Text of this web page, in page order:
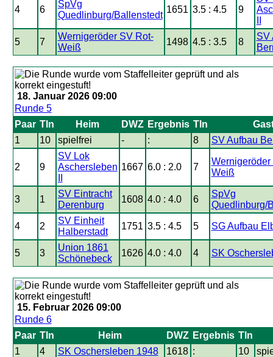
4 6
SpVg
Quedlinburg/Ballenstedt
1651 3.5 : 4.5 9
5 7
Wernigeröder SV Rot-
Weiß
1498 4.5 : 3.5 8
SV
18. Januar 2026 09:00
Runde 5
Paar Tln Heim DWZ Ergebnis Tln
1
10 spielfrei - : 8 SV Aufbau
2 9
SV Lok
Aschersleben 1667 6.0 : 2.0 7
Wernigeröder
Weiß
3 1
SV Eintracht
Derenburg
1608 4.0 : 4.0 6
SpVg
Quedlinburg/
4 2
SV Einheit
Halberstadt
1751 3.5 : 4.5 5 SG Aufbau
5 3
Union 1861
Schönebeck
1626 4.0 : 4.0 4 SK
15. Februar 2026 09:00
Runde 6
Paar Tln Heim DWZ Ergebnis Tln
1
4 SK Oschersleben 1948 1618 : 10